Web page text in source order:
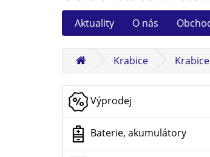
Aktuality O nás
Krabice
Výprodej
Baterie, akumulátory